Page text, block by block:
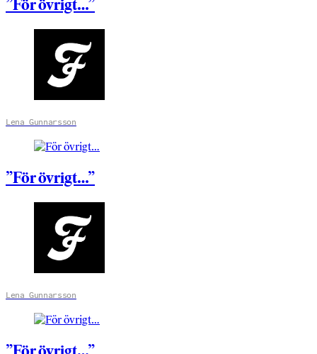
”För övrigt…”
Lena Gunnarsson
”För övrigt…”
Lena Gunnarsson